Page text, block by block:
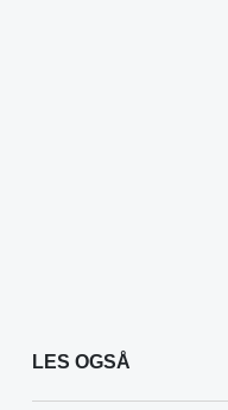
LES OGSÅ